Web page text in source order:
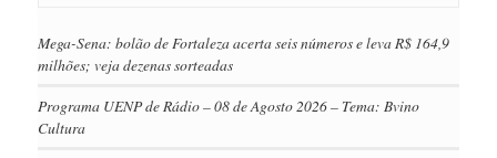
Mega-Sena: bolão de Fortaleza acerta seis números e leva R$ 164,9
milhões; veja dezenas sorteadas
Programa UENP de Rádio – 08 de Agosto 2026 – Tema: Bvino
Cultura